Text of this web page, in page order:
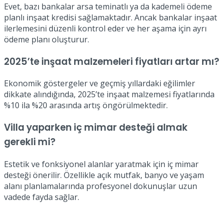
Evet, bazı bankalar arsa teminatlı ya da kademeli ödeme
planlı inşaat kredisi sağlamaktadır. Ancak bankalar inşaat
ilerlemesini düzenli kontrol eder ve her aşama için ayrı
ödeme planı oluşturur.
2025’te inşaat malzemeleri fiyatları artar mı?
Ekonomik göstergeler ve geçmiş yıllardaki eğilimler
dikkate alındığında, 2025’te inşaat malzemesi fiyatlarında
%10 ila %20 arasında artış öngörülmektedir.
Villa yaparken iç mimar desteği almak
gerekli mi?
Estetik ve fonksiyonel alanlar yaratmak için iç mimar
desteği önerilir. Özellikle açık mutfak, banyo ve yaşam
alanı planlamalarında profesyonel dokunuşlar uzun
vadede fayda sağlar.